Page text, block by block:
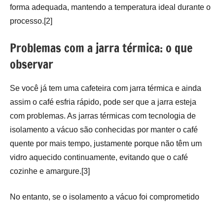
forma adequada, mantendo a temperatura ideal durante o
processo.[2]
Problemas com a jarra térmica: o que
observar
Se você já tem uma cafeteira com jarra térmica e ainda
assim o café esfria rápido, pode ser que a jarra esteja
com problemas. As jarras térmicas com tecnologia de
isolamento a vácuo são conhecidas por manter o café
quente por mais tempo, justamente porque não têm um
vidro aquecido continuamente, evitando que o café
cozinhe e amargure.[3]
No entanto, se o isolamento a vácuo foi comprometido